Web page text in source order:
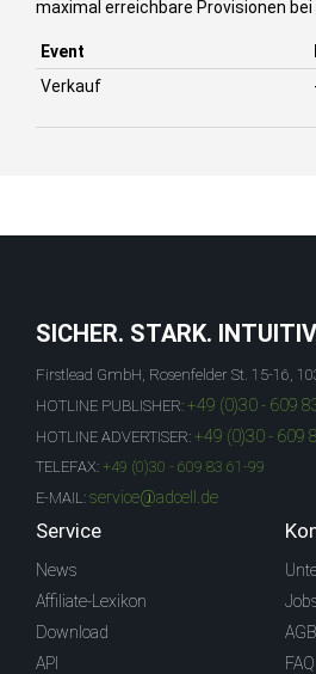
maximal erreichbare Provisionen
Event
Verkauf
SICHER. STARK.
Firstlead GmbH, Rosenfelder St. 15-16,
HOTLINE PUBLISHER: +49 (0)30 - 609
HOTLINE ADVERTISER: +49 (0)30 - 609
TELEFAX: +49 (0)30 - 609 83 61-99
E-MAIL: service@adcell.de
Service
News
Affiliate-Lexikon
Download
API
FAQ